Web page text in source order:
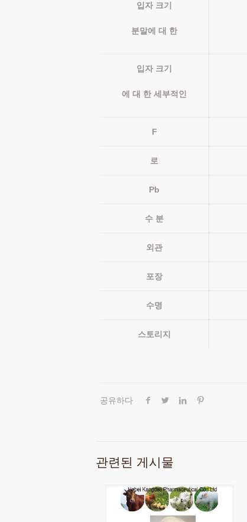
입자 크기
분말에 대 한
입자 크기
에 대 한 세부적인
F
로
Pb
수 분
외관
포장
수명
스토리지
공유하다
관련된 게시물